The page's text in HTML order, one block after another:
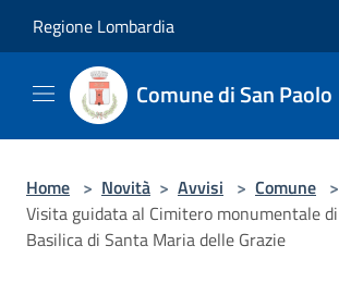
Regione Lombardia
Comune di San Paolo
Home > Novità > Avvisi > Comune >
Visita guidata al Cimitero monumentale
Basilica di Santa Maria delle Grazie